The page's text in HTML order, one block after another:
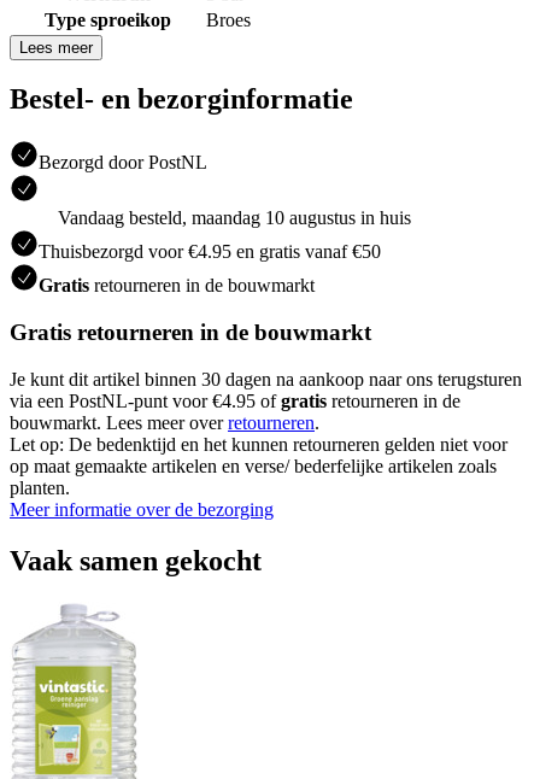
Type sproeikop
Broes
Lees meer
Bestel- en bezorginformatie
Bezorgd door PostNL
Vandaag besteld, maandag 10 augustus in huis
Thuisbezorgd voor €4.95 en gratis vanaf €50
Gratis retourneren in de bouwmarkt
Gratis retourneren in de bouwmarkt
Je kunt dit artikel binnen 30 dagen na aankoop naar ons terugsturen
via een PostNL-punt voor €4.95 ofgratis retourneren in de
bouwmarkt. Lees meer overretourneren.
Let op: De bedenktijd en het kunnen retourneren gelden niet voor
op maat gemaakte artikelen en verse/ bederfelijke artikelen zoals
planten.
Meer informatie over de bezorging
Vaak samen gekocht